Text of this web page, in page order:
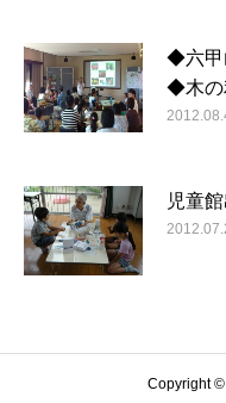
◆六甲
◆木
児童
Copyright